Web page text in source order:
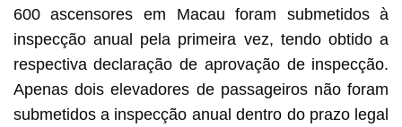
600 ascensores em Macau foram submetidos à
inspecção anual pela primeira vez, tendo obtido a
respectiva declaração de aprovação de inspecção.
Apenas dois elevadores de passageiros não foram
submetidos a inspecção anual dentro do prazo legal